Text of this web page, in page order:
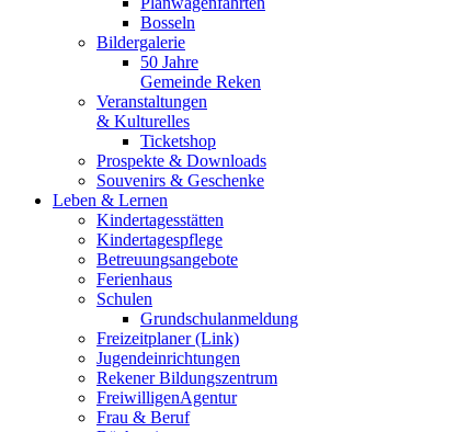
Bosseln
Bildergalerie
50 Jahre
Gemeinde Reken
Veranstaltungen
& Kulturelles
Ticketshop
Prospekte & Downloads
Souvenirs & Geschenke
Leben & Lernen
Kindertagesstätten
Kindertagespflege
Betreuungsangebote
Ferienhaus
Schulen
Grundschulanmeldung
Freizeitplaner (Link)
Jugendeinrichtungen
Rekener Bildungszentrum
FreiwilligenAgentur
Frau & Beruf